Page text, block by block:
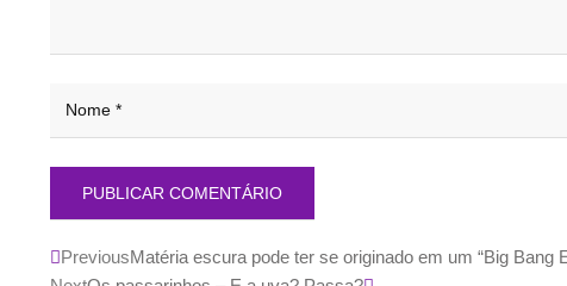
PreviousMatéria escura pode ter se originado em um “Big Bang